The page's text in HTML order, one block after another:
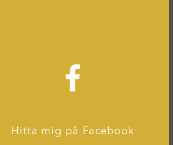
Hitta mig på Facebook